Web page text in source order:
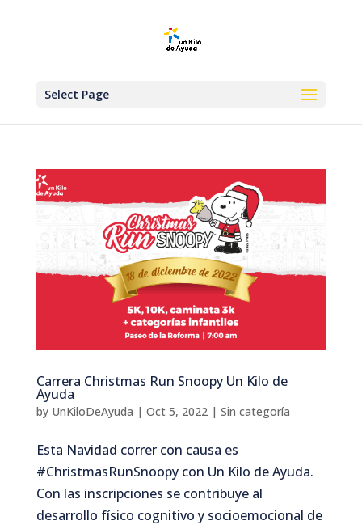
Select Page
Carrera Christmas Run Snoopy Un Kilo de
Ayuda
by UnKiloDeAyuda | Oct 5, 2022| Sin categoría
Esta Navidad correr con causa es
#ChristmasRunSnoopy con Un Kilo de Ayuda.
Con las inscripciones se contribuye al
desarrollo físico cognitivo y socioemocional de